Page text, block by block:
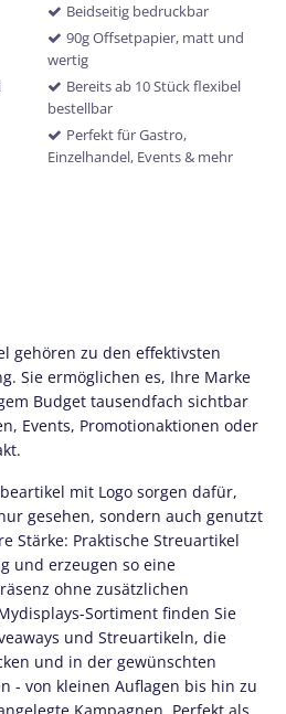
Beidseitig bedruckbar
90g Offsetpapier, matt und
wertig
Bereits ab 10 Stück flexibel
bestellbar
Perfekt für Gastro,
Einzelhandel, Events & mehr
gehören zu den effektivsten
Sie ermöglichen es, Ihre Marke
Budget tausendfach sichtbar
Events, Promotionaktionen oder
mit Logo sorgen dafür,
gesehen, sondern auch genutzt
Stärke: Praktische Streuartikel
und erzeugen so eine
ohne zusätzlichen
Sortiment finden Sie
und Streuartikeln, die
und in der gewünschten
- von kleinen Auflagen bis hin zu